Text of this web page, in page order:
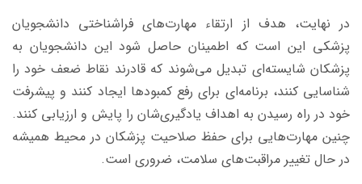
در نهایت، هدف از ارتقاء مهارت‌های فراشناختی دانشجویان
پزشکی این است که اطمینان حاصل شود این دانشجویان به
پزشکان شایسته‌ای تبدیل می‌شوند که قادرند نقاط ضعف خود را
شناسایی کنند، برنامه‌ای برای رفع کمبودها ایجاد کنند و پیشرفت
خود در راه رسیدن به اهداف یادگیری‌شان را پایش و ارزیابی کنند.
چنین مهارت‌هایی برای حفظ صلاحیت پزشکان در محیط همیشه
در حال تغییر مراقبت‌های سلامت، ضروری است.